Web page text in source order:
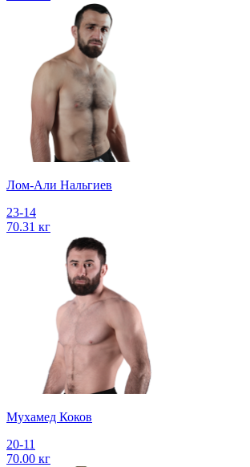
Лом-Али Нальгиев
23-14
70.31 кг
Мухамед Коков
20-11
70.00 кг